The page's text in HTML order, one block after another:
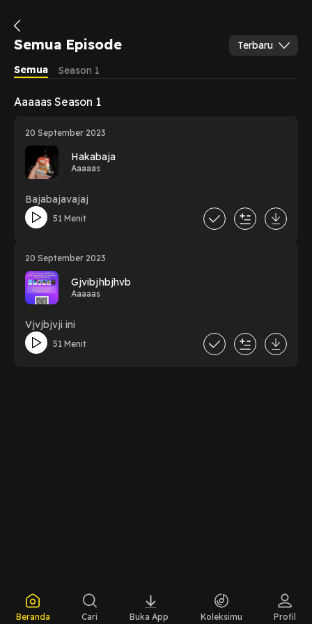
Semua Episode
Terbaru
Semua
Season 1
Aaaaas Season 1
20 September 2023
Hakabaja
Aaaaas
Bajabajavajaj
51 Menit
20 September 2023
Gjvibjhbjhvb
Aaaaas
Vjvjbjvji ini
51 Menit
Beranda Cari Buka App Koleksimu Profil